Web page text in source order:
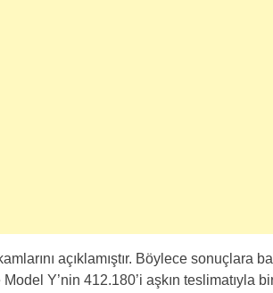
açıklamıştır. Böylece sonuçlara
Y’nin 412.180’i aşkın teslimatıyla